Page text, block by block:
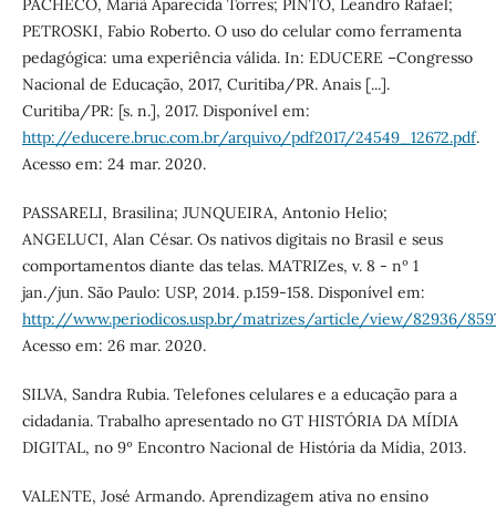
PACHECO, Mariã Aparecida Torres; PINTO, Leandro Rafael;
PETROSKI, Fabio Roberto. O uso do celular como ferramenta
pedagógica: uma experiência válida. In: EDUCERE –Congresso
Nacional de Educação, 2017, Curitiba/PR. Anais [...].
Curitiba/PR: [s. n.], 2017. Disponível em:
http://educere.bruc.com.br/arquivo/pdf2017/24549_12672.pdf.
Acesso em: 24 mar. 2020.
PASSARELI, Brasilina; JUNQUEIRA, Antonio Helio;
ANGELUCI, Alan César. Os nativos digitais no Brasil e seus
comportamentos diante das telas. MATRIZes, v. 8 - nº 1
jan./jun. São Paulo: USP, 2014. p.159-158. Disponível em:
http://www.periodicos.usp.br/matrizes/article/view/82936/
Acesso em: 26 mar. 2020.
SILVA, Sandra Rubia. Telefones celulares e a educação para a
cidadania. Trabalho apresentado no GT HISTÓRIA DA MÍDIA
DIGITAL, no 9º Encontro Nacional de História da Mídia, 2013.
VALENTE, José Armando. Aprendizagem ativa no ensino